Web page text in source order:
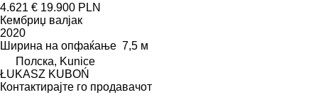
4.621 € 19.900 PLN
Кембриџ валјак
2020
Ширина на опфаќање 7,5 м
Полска, Kunice
ŁUKASZ KUBOŃ
Контактирајте го продавачот